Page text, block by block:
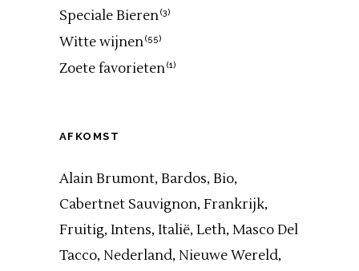
Speciale Bieren(3)
Witte wijnen(55)
Zoete favorieten(1)
AFKOMST
Alain Brumont Bardos Bio
Cabertnet Sauvignon Frankrijk
Fruitig Intens Italië Leth Masco Del
Tacco Nederland Nieuwe Wereld